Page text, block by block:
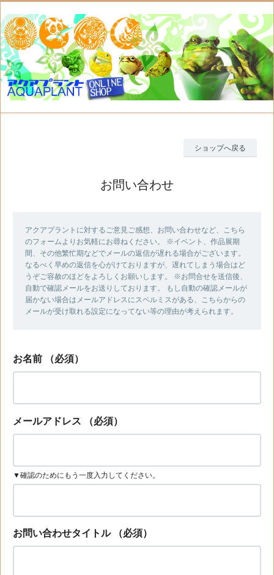
ショップへ戻る
お問い合わせ
アクアプラントに対するご意見ご感想、お問い合わせなど、こちら
のフォームよりお気軽にお尋ねください。 ※イベント、作品展期
間、その他繁忙期などでメールの返信が遅れる場合がございます。
なるべく早めの返信を心がけておりますが、遅れてしまう場合はど
うぞご容赦のほどをよろしくお願いします。 ※お問合せを送信後、
自動で確認メールをお送りしております。 もし自動の確認メールが
届かない場合はメールアドレスにスペルミスがある、こちらからの
メールが受け取れる設定になってない等の理由が考えられます。
お名前 （必須）
メールアドレス （必須）
▼確認のためにもう一度入力してください。
お問い合わせタイトル （必須）